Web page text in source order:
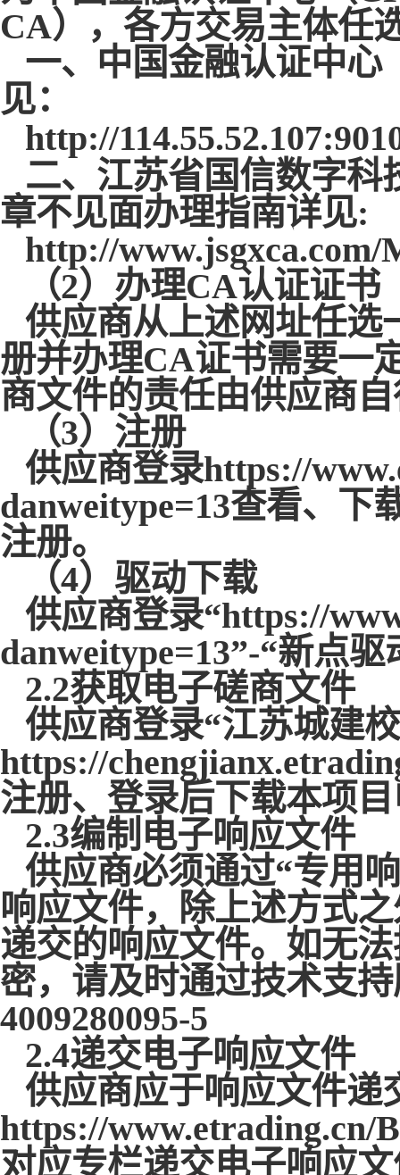
CA），各方交易主体任
一、中国金融认证中心
见：
http://
二、江苏省国信数字科
章不见面办理指南详见:
http://
（2）办理CA认证证书
供应商从上述网址任选
册并办理CA证书需要一
商文件的责任由供应商
（3）注册
供应商登录https://
danweitype=13查看、下
注册。
（4）驱动下载
供应商登录“https://
danweitype=13”-“新点
2.2获取电子磋商文件
供应商登录“江苏城建
https://
注册、登录后下载本项
2.3编制电子响应文件
供应商必须通过“专用
响应文件，除上述方式
递交的响应文件。如无
密，请及时通过技术支
4009280095-5
2.4递交电子响应文件
供应商应于响应文件递
https://www.etrading.cn/
对应专栏递交电子响应